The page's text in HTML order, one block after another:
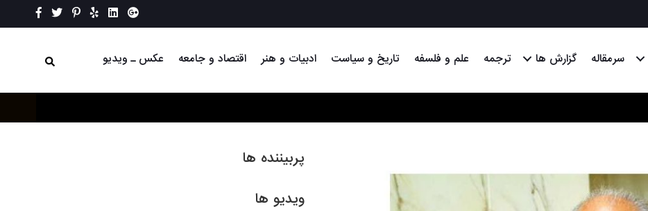
سرمقاله گزارش ها ترجمه علم و فلسفه تاریخ و سیاست ادبیات و هنر اقتصاد و جامعه عکس ـ ویدیو
پربیننده ها
ویدیو ها